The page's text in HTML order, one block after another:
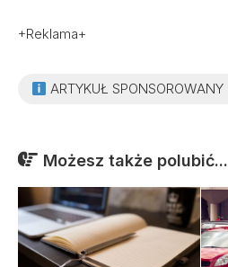
+Reklama+
ARTYKUŁ SPONSOROWANY
Możesz także polubić...